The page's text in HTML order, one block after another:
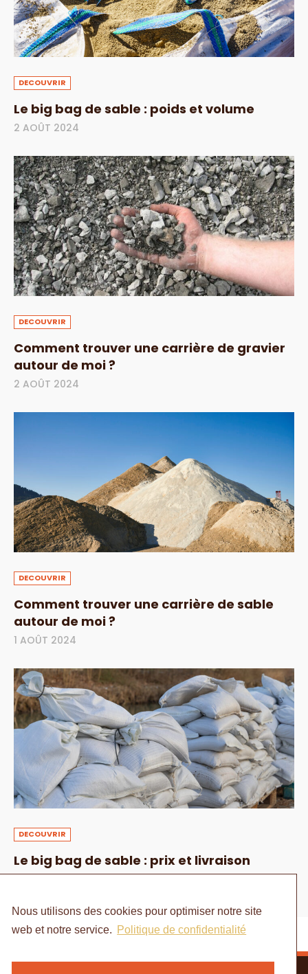
DECOUVRIR
Le big bag de sable : poids et volume
2 AOÛT 2024
DECOUVRIR
Comment trouver une carrière de gravier
autour de moi ?
2 AOÛT 2024
DECOUVRIR
Comment trouver une carrière de sable
autour de moi ?
1 AOÛT 2024
DECOUVRIR
Le big bag de sable : prix et livraison
1 AOÛT 2024
Nous utilisons des cookies pour optimiser notre site
web et notre service. Politique de confidentialité